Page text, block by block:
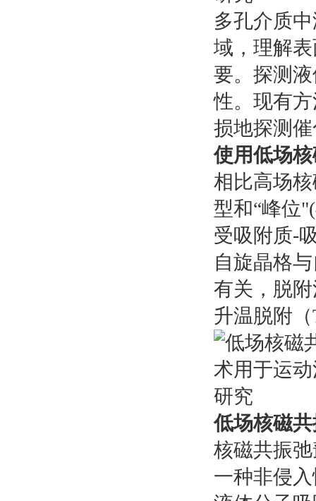
多孔介质
域，理解
要。探测
性。现有
损地探测
使用低场
相比高场
型和“峰位
受吸附质-
自旋晶格
有关，脱
升温脱附
低场核磁
核磁共振
一种非侵